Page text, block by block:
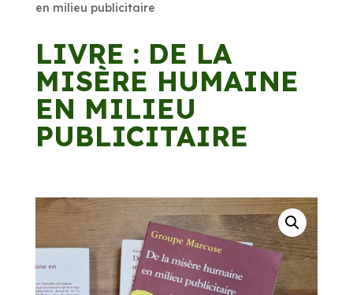
en milieu publicitaire
LIVRE : DE LA
MISÈRE HUMAINE
EN MILIEU
PUBLICITAIRE